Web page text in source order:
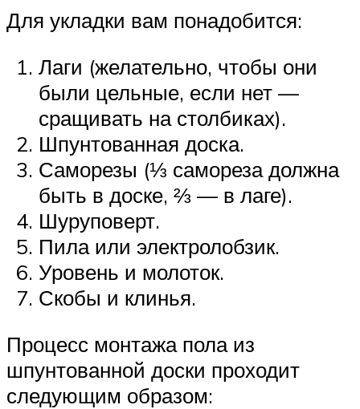
Для укладки вам понадобится:
Лаги (желательно, чтобы они
были цельные, если нет —
сращивать на столбиках).
Шпунтованная доска.
Саморезы (⅓ самореза должна
быть в доске, ⅔ — в лаге).
Шуруповерт.
Пила или электролобзик.
Уровень и молоток.
Скобы и клинья.
Процесс монтажа пола из
шпунтованной доски проходит
следующим образом: